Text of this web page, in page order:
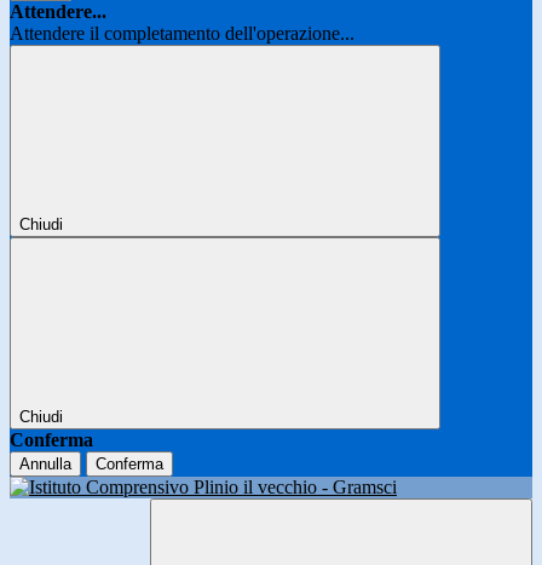
Attendere...
Attendere il completamento dell'operazione...
Chiudi
Chiudi
Conferma
Annulla Conferma